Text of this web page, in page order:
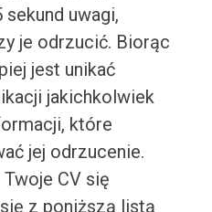
uwagi,
je odrzucić. Biorąc
jest unikać
jakichkolwiek
które
jej odrzucenie.
CV się
z poniższą listą